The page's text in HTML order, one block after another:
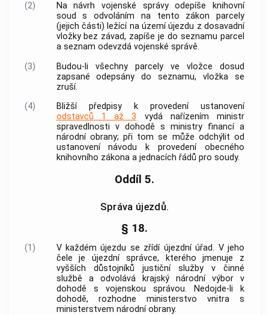
(2)
Na návrh vojenské správyodepíše knihovní
soud s odvoláním na tento zákon parcely
(jejich části) ležící na území újezdu z dosavadní
vložky bez závad, zapíše je do seznamu parcel
a seznam odevzdá vojenské správě.
(3)
Budou-li všechny parcely ve vložce dosud
zapsané odepsány do seznamu, vložka se
zruší.
(4)
Bližší předpisy k provedení ustanovení
odstavců 1 až 3 vydá nařízením ministr
spravedlnosti v dohodě s ministry financí a
národní obrany; při tom se může odchýlit od
ustanovení návodu k provedení obecného
knihovního zákona a jednacích řádů pro soudy.
Oddíl 5.
Správa újezdů.
§ 18.
(1)
V každém újezdu se zřídí újezdní úřad. V jeho
čele je újezdní správce, kterého jmenuje z
vyšších důstojníků justiční služby v činné
službě a odvolává krajský národní výbor v
dohodě s vojenskou správou. Nedojde-li k
dohodě, rozhodne ministerstvo vnitra s
ministerstvem národní obrany.